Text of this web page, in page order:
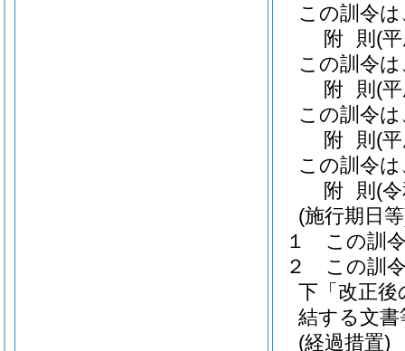
この訓令
附 則 (
この訓令
附 則 (
この訓令
附 則 (
この訓令
附 則 (
(施行期日
１
この訓
２
この訓
下「改正
結する文
(経過措置)